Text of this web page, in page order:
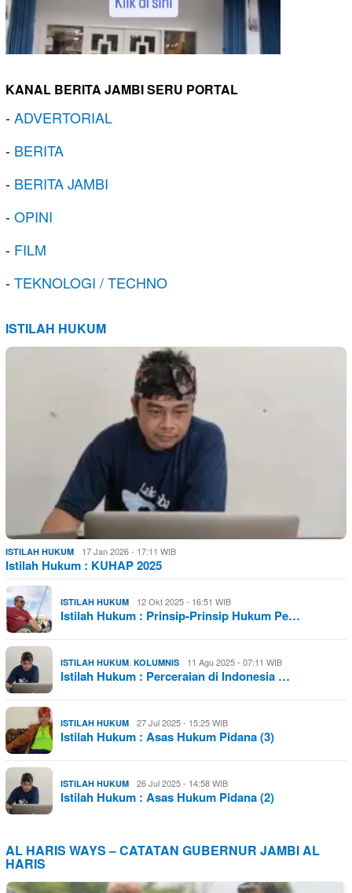
KANAL BERITA JAMBI SERU PORTAL
-ADVERTORIAL
- BERITA
- BERITA JAMBI
-OPINI
- FILM
-TEKNOLOGI / TECHNO
ISTILAH HUKUM
ISTILAH HUKUM 17 Jan 2026 - 17:11 WIB
Istilah Hukum : KUHAP 2025
ISTILAH HUKUM 12 Okt 2025 - 16:51 WIB
Istilah Hukum : Prinsip-Prinsip Hukum Pe…
ISTILAH HUKUM, KOLUMNIS 11 Agu 2025 - 07:11 WIB
Istilah Hukum : Perceraian di Indonesia …
ISTILAH HUKUM 27 Jul 2025 - 15:25 WIB
Istilah Hukum : Asas Hukum Pidana (3)
ISTILAH HUKUM 26 Jul 2025 - 14:58 WIB
Istilah Hukum : Asas Hukum Pidana (2)
AL HARIS WAYS – CATATAN GUBERNUR JAMBI AL
HARIS